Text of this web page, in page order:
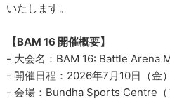
いたします。
【BAM 16 開催概要】
- 大会名：BAM 16: Battle Arena
- 開催日程：2026年7月10日（金
- 会場：Bundha Sports Centre（